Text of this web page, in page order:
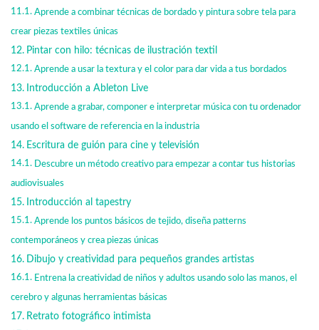
Aprende a combinar técnicas de bordado y pintura sobre tela para
crear piezas textiles únicas
Pintar con hilo: técnicas de ilustración textil
Aprende a usar la textura y el color para dar vida a tus bordados
Introducción a Ableton Live
Aprende a grabar, componer e interpretar música con tu ordenador
usando el software de referencia en la industria
Escritura de guión para cine y televisión
Descubre un método creativo para empezar a contar tus historias
audiovisuales
Introducción al tapestry
Aprende los puntos básicos de tejido, diseña patterns
contemporáneos y crea piezas únicas
Dibujo y creatividad para pequeños grandes artistas
Entrena la creatividad de niños y adultos usando solo las manos, el
cerebro y algunas herramientas básicas
Retrato fotográfico intimista